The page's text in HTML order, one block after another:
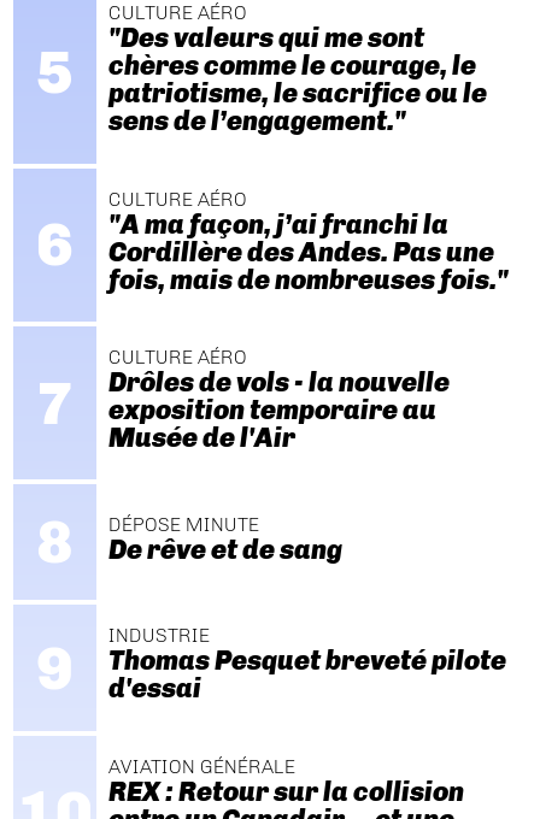
CULTURE AÉRO
"Des valeurs qui me sont
chères comme le courage, le
patriotisme, le sacrifice ou le
sens de l’engagement."
CULTURE AÉRO
"A ma façon, j’ai franchi la
Cordillère des Andes. Pas une
fois, mais de nombreuses fois."
CULTURE AÉRO
Drôles de vols - la nouvelle
exposition temporaire au
Musée de l'Air
DÉPOSE MINUTE
De rêve et de sang
INDUSTRIE
Thomas Pesquet breveté pilote
d'essai
AVIATION GÉNÉRALE
REX : Retour sur la collision